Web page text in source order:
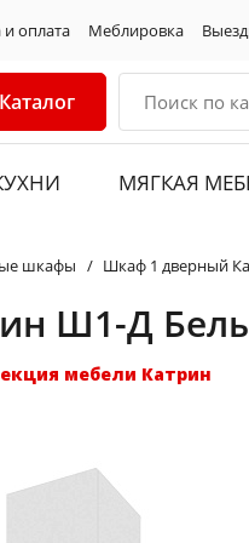
и оплата Меблировка
Каталог
МЯГКАЯ
шкафы Шкаф 1 дверный
Ш1-Д
мебели Катрин